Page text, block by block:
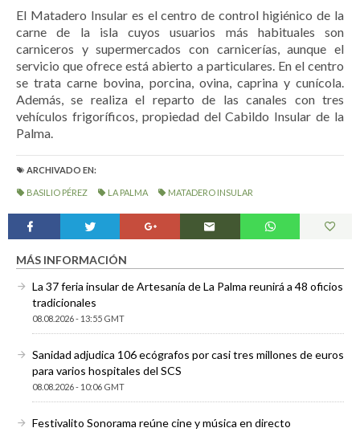
El Matadero Insular es el centro de control higiénico de la
carne de la isla cuyos usuarios más habituales son
carniceros y supermercados con carnicerías, aunque el
servicio que ofrece está abierto a particulares. En el centro
se trata carne bovina, porcina, ovina, caprina y cunícola.
Además, se realiza el reparto de las canales con tres
vehículos frigoríficos, propiedad del Cabildo Insular de la
Palma.
ARCHIVADO EN:
BASILIO PÉREZ LA PALMA MATADERO INSULAR
MÁS INFORMACIÓN
La 37 feria insular de Artesanía de La Palma reunirá a 48 oficios
tradicionales
08.08.2026 - 13:55 GMT
Sanidad adjudica 106 ecógrafos por casi tres millones de euros
para varios hospitales del SCS
08.08.2026 - 10:06 GMT
Festivalito Sonorama reúne cine y música en directo